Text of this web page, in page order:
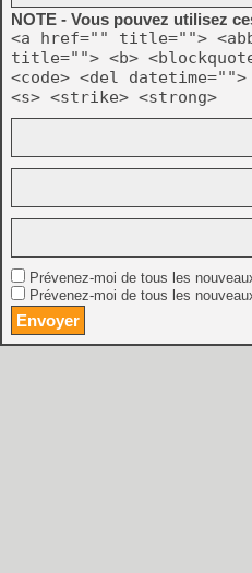
NOTE - Vous pouvez utilisez
<a href="" title="">
title=""> <b>
<code> <del
<s> <strike> <strong>
Prévenez-moi de tous les
Prévenez-moi de tous les